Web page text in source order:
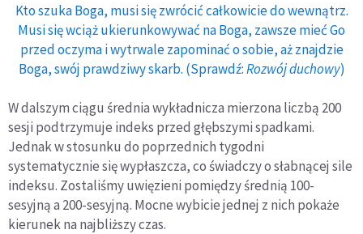
Kto szuka Boga, musi się zwrócić całkowicie do wewnątrz.
Musi się wciąż ukierunkowywać na Boga, zawsze mieć Go
przed oczyma i wytrwale zapominać o sobie, aż znajdzie
Boga, swój prawdziwy skarb. (Sprawdź:Rozwój duchowy)
W dalszym ciągu średnia wykładnicza mierzona liczbą 200
sesji podtrzymuje indeks przed głębszymi spadkami.
Jednak w stosunku do poprzednich tygodni
systematycznie się wypłaszcza, co świadczy o słabnącej sile
indeksu. Zostaliśmy uwięzieni pomiędzy średnią 100-
sesyjną a 200-sesyjną. Mocne wybicie jednej z nich pokaże
kierunek na najbliższy czas.